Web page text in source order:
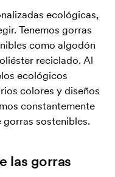
ecológicas,
Tenemos gorras
como algodón
reciclado. Al
ecológicos
colores y diseños
constantemente
sostenibles.
las gorras